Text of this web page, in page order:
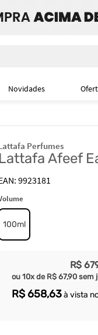
Novidades
Perfumes
Lattafa Afeef
9923181
100ml
R$
ou 10x de R$ 67,90 sem
R$658,63à vista